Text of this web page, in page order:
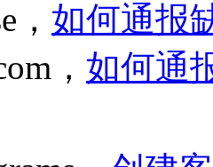
， 如何通报
， 如何通